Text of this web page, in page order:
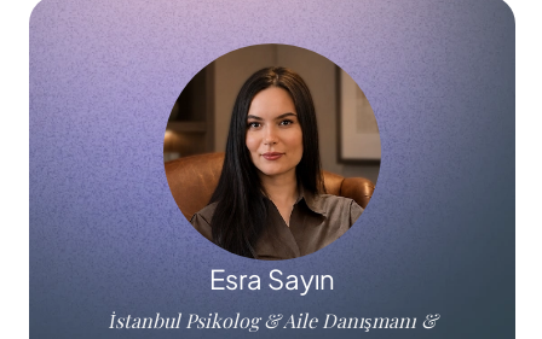
Esra Sayın
İstanbul Psikolog & Aile Danışmanı &